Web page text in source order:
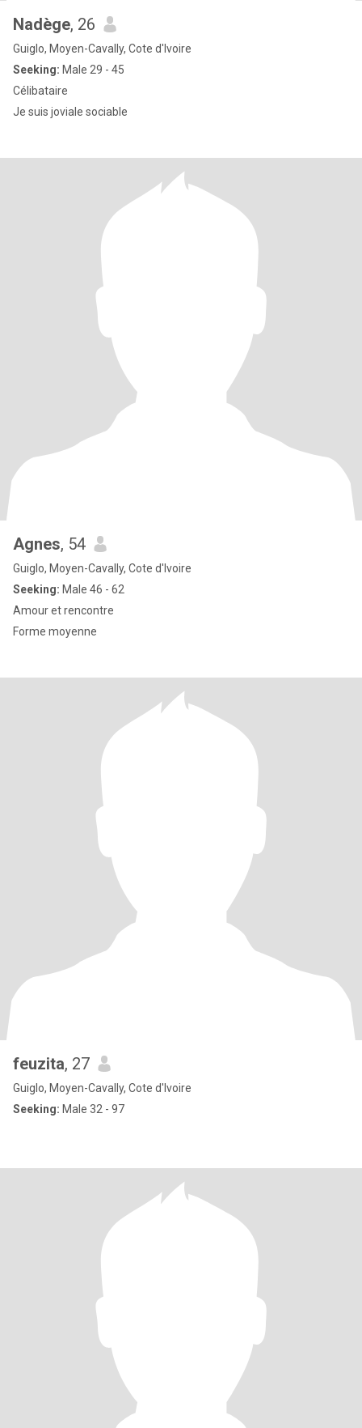
Nadège, 26
Guiglo, Moyen-Cavally, Cote d'Ivoire
Seeking: Male 29 - 45
Célibataire
Je suis joviale sociable
Agnes, 54
Guiglo, Moyen-Cavally, Cote d'Ivoire
Seeking: Male 46 - 62
Amour et rencontre
Forme moyenne
feuzita, 27
Guiglo, Moyen-Cavally, Cote d'Ivoire
Seeking: Male 32 - 97